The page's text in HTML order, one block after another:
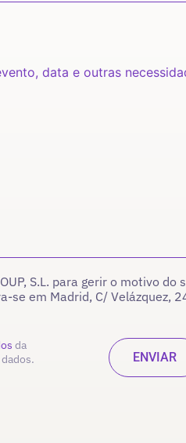
S.L. para gerir o motivo do
em Madrid, C/ Velázquez,
da